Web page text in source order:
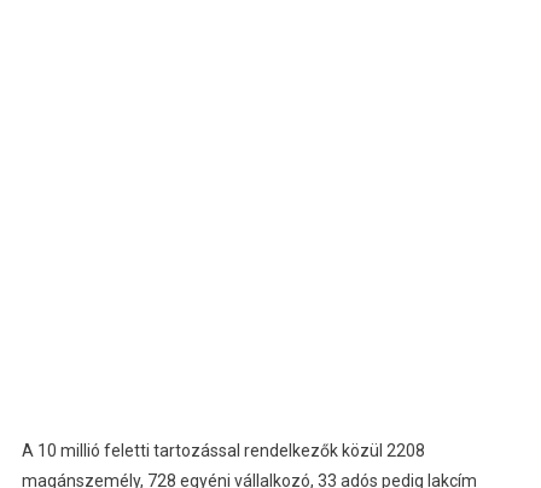
A 10 millió feletti tartozással rendelkezők közül 2208
magánszemély, 728 egyéni vállalkozó, 33 adós pedig lakcím